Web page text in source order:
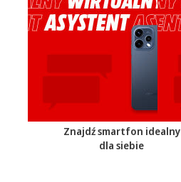
Znajdź smartfon idealny
dla siebie